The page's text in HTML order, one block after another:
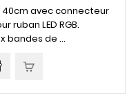
avec connecteur
ruban LED RGB.
bandes de ...